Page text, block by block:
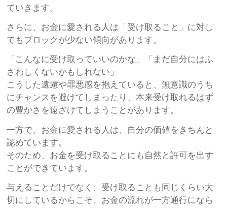
ていきます。
さらに、お金に愛される人は「受け取ること」に対し
てもブロックが少ない傾向があります。
「こんなに受け取っていいのかな」「まだ自分にはふ
さわしくないかもしれない」
こうした遠慮や罪悪感を抱えていると、無意識のうち
にチャンスを避けてしまったり、本来受け取れるはず
の豊かさを遠ざけてしまうことがあります。
一方で、お金に愛される人は、自分の価値をきちんと
認めています。
そのため、お金を受け取ることにも自然と許可を出す
ことができています。
与えることだけでなく、受け取ることも同じくらい大
切にしているからこそ、お金の流れが一方通行になら